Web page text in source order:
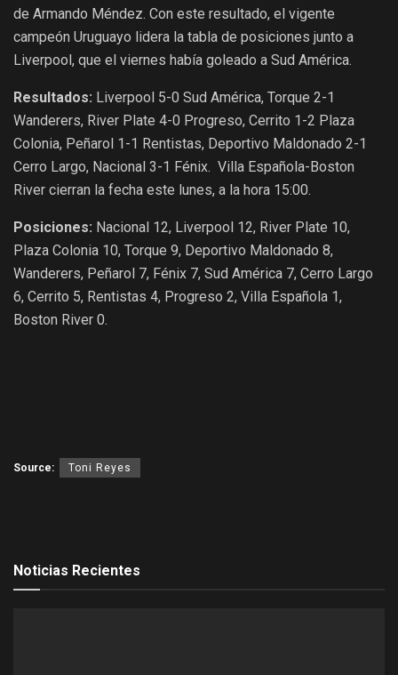
de Armando Méndez. Con este resultado, el vigente
campeón Uruguayo lidera la tabla de posiciones junto a
Liverpool, que el viernes había goleado a Sud América.
Resultados: Liverpool 5-0 Sud América, Torque 2-1
Wanderers, River Plate 4-0 Progreso, Cerrito 1-2 Plaza
Colonia, Peñarol 1-1 Rentistas, Deportivo Maldonado 2-1
Cerro Largo, Nacional 3-1 Fénix. Villa Española-Boston
River cierran la fecha este lunes, a la hora 15:00.
Posiciones: Nacional 12, Liverpool 12, River Plate 10,
Plaza Colonia 10, Torque 9, Deportivo Maldonado 8,
Wanderers, Peñarol 7, Fénix 7, Sud América 7, Cerro Largo
6, Cerrito 5, Rentistas 4, Progreso 2, Villa Española 1,
Boston River 0.
Source: Toni Reyes
Noticias Recientes